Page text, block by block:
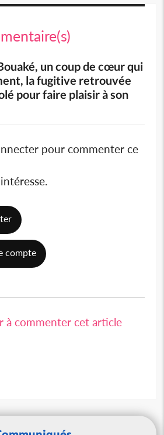
un coup de cœur qui
la fugitive retrouvée
pour faire plaisir à son
pour commenter ce
compte
à commenter cet article